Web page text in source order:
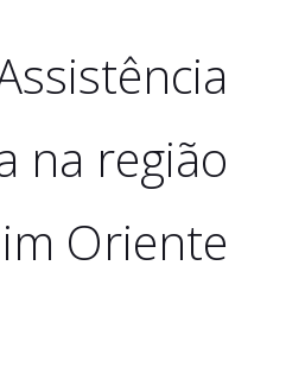
na região
Oriente